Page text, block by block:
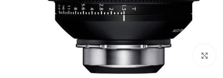
برای بزرگنمایی کلیک کنید